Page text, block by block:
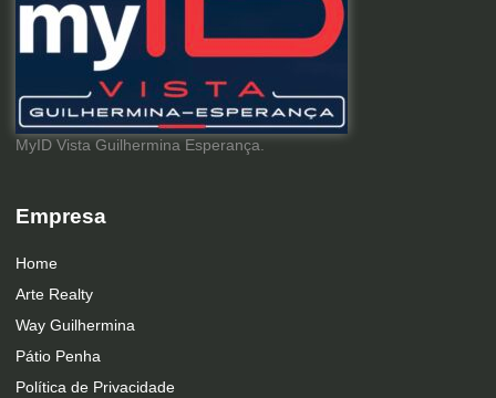
MyID Vista Guilhermina Esperança.
Empresa
Home
Arte Realty
Way Guilhermina
Pátio Penha
Política de Privacidade